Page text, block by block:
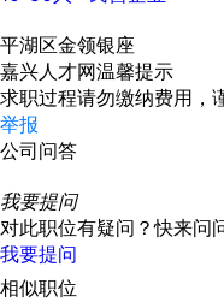
平湖区金领银座
嘉兴人才网温馨提示
求职过程请勿缴纳费用，
举报
公司问答
我要提问
对此职位有疑问？快来问
我要提问
相似职位